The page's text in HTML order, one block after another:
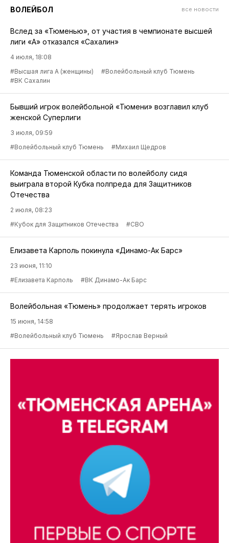
ВОЛЕЙБОЛ все новости
Вслед за «Тюменью», от участия в чемпионате высшей
лиги «А» отказался «Сахалин»
4 июля, 18:08
#Высшая лига А (женщины)
#Волейбольный клуб Тюмень
#ВК Сахалин
Бывший игрок волейбольной «Тюмени» возглавил клуб
женской Суперлиги
3 июля, 09:59
#Волейбольный клуб Тюмень
#Михаил Щедров
Команда Тюменской области по волейболу сидя
выиграла второй Кубка полпреда для Защитников
Отечества
2 июля, 08:23
#Кубок для Защитников Отечества
#СВО
Елизавета Карполь покинула «Динамо-Ак Барс»
23 июня, 11:10
#Елизавета Карполь
#ВК Динамо-Ак Барс
Волейбольная «Тюмень» продолжает терять игроков
15 июня, 14:58
#Волейбольный клуб Тюмень
#Ярослав Верный